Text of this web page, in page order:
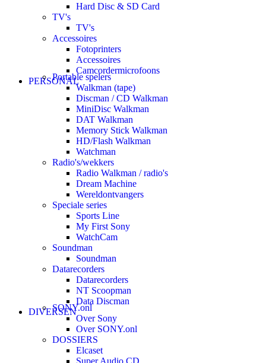
Hard Disc & SD Card
TV's
TV's
Accessoires
Fotoprinters
Accessoires
Camcordermicrofoons
PERSONAL
Portable spelers
Walkman (tape)
Discman / CD Walkman
MiniDisc Walkman
DAT Walkman
Memory Stick Walkman
HD/Flash Walkman
Watchman
Radio's/wekkers
Radio Walkman / radio's
Dream Machine
Wereldontvangers
Speciale series
Sports Line
My First Sony
WatchCam
Soundman
Soundman
Datarecorders
Datarecorders
NT Scoopman
Data Discman
DIVERSEN
SONY.onl
Over Sony
Over SONY.onl
DOSSIERS
Elcaset
Super Audio CD